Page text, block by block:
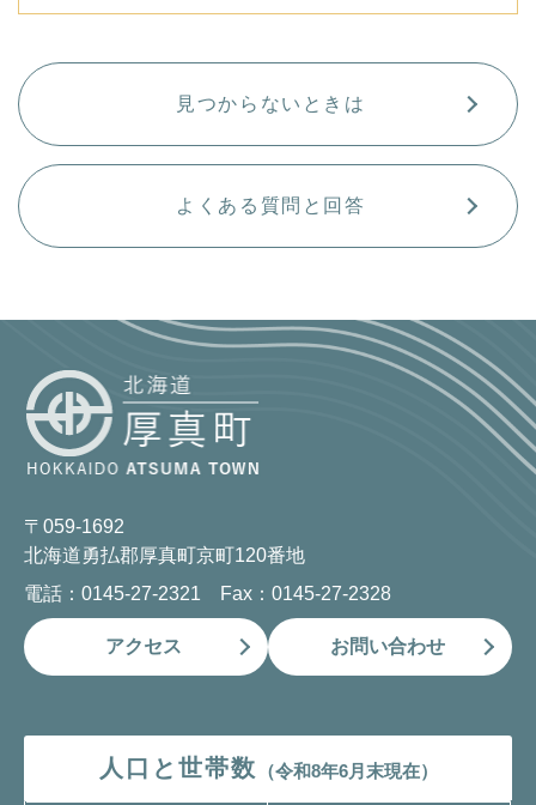
見つからないときは
よくある質問と回答
〒059-1692
北海道勇払郡厚真町京町120番地
電話：0145-27-2321 Fax：0145-27-2328
アクセス お問い合わせ
人口と世帯数 （令和8年6月末現在）